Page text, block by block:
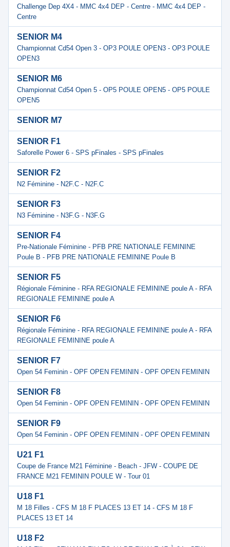
Challenge Dep 4X4 - MMC 4x4 DEP - Centre - MMC 4x4 DEP -
Centre
SENIOR M4
Championnat Cd54 Open 3 - OP3 POULE OPEN3 - OP3 POULE
OPEN3
SENIOR M6
Championnat Cd54 Open 5 - OP5 POULE OPEN5 - OP5 POULE
OPEN5
SENIOR M7
SENIOR F1
Saforelle Power 6 - SPS pFinales - SPS pFinales
SENIOR F2
N2 Féminine - N2F.C - N2F.C
SENIOR F3
N3 Féminine - N3F.G - N3F.G
SENIOR F4
Pre-Nationale Féminine - PFB PRE NATIONALE FEMININE
Poule B - PFB PRE NATIONALE FEMININE Poule B
SENIOR F5
Régionale Féminine - RFA REGIONALE FEMININE poule A - RFA
REGIONALE FEMININE poule A
SENIOR F6
Régionale Féminine - RFA REGIONALE FEMININE poule A - RFA
REGIONALE FEMININE poule A
SENIOR F7
Open 54 Feminin - OPF OPEN FEMININ - OPF OPEN FEMININ
SENIOR F8
Open 54 Feminin - OPF OPEN FEMININ - OPF OPEN FEMININ
SENIOR F9
Open 54 Feminin - OPF OPEN FEMININ - OPF OPEN FEMININ
U21 F1
Coupe de France M21 Féminine - Beach - JFW - COUPE DE
FRANCE M21 FEMININ POULE W - Tour 01
U18 F1
M 18 Filles - CFS M 18 F PLACES 13 ET 14 - CFS M 18 F
PLACES 13 ET 14
U18 F2